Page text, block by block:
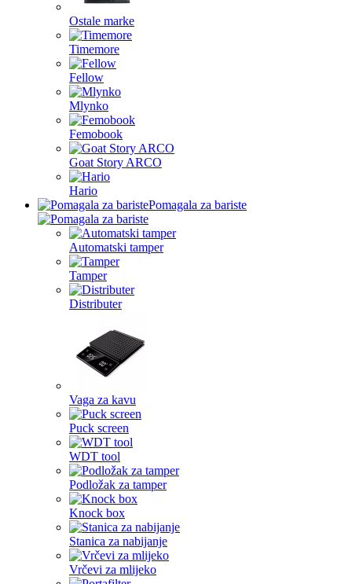
Ostale marke
Timemore
Fellow
Mlynko
Femobook
Goat Story ARCO
Hario
Pomagala za bariste
Automatski tamper
Tamper
Distributer
Vaga za kavu
Puck screen
WDT tool
Podložak za tamper
Knock box
Stanica za nabijanje
Vrčevi za mlijeko